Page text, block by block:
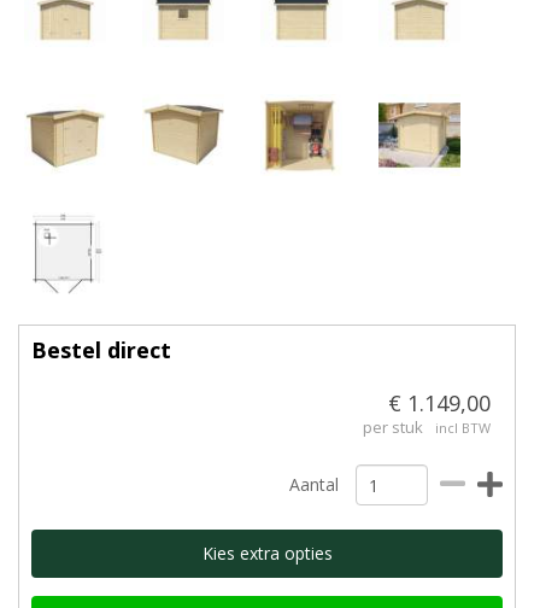
Bestel direct
€ 1.149,00
per stuk incl BTW
Aantal
Kies extra opties